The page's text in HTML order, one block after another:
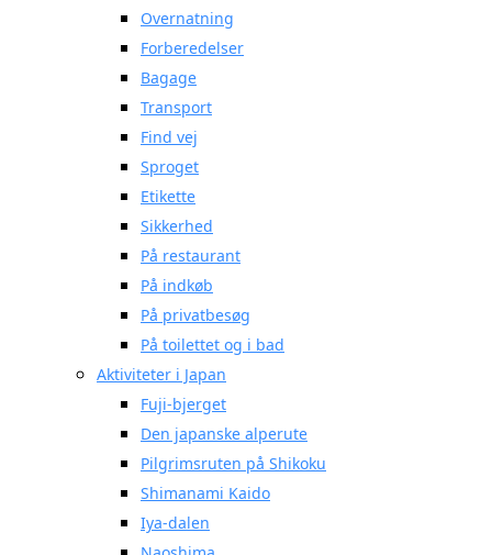
Overnatning
Forberedelser
Bagage
Transport
Find vej
Sproget
Etikette
Sikkerhed
På restaurant
På indkøb
På privatbesøg
På toilettet og i bad
Aktiviteter i Japan
Fuji-bjerget
Den japanske alperute
Pilgrimsruten på Shikoku
Shimanami Kaido
Iya-dalen